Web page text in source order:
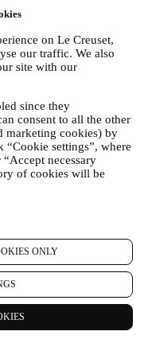
on Le Creuset,
our traffic. We also
site with our
since they
consent to all the other
marketing cookies) by
settings”, where
necessary
of cookies will be
ONLY
av samtykke fra
ikke skal brukes
innhold eller meldinger,
om dine online-
for
Vennligst merk
til å få tilsendt
vil fortsatt motta
For mer
og
lese våre retningslinjer for
oss, kan vi komme til å
du vurderer produktet
Det gjør at vi
våre. På slutten av
til å invitere deg til å
er ikke obligatorisk,
den inn eller ikke.